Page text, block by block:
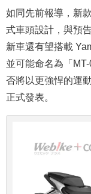
如同先前報導，新
式車頭設計，與預
新車還有望搭載
並可能命名為「
否將以更強悍的運
正式發表。